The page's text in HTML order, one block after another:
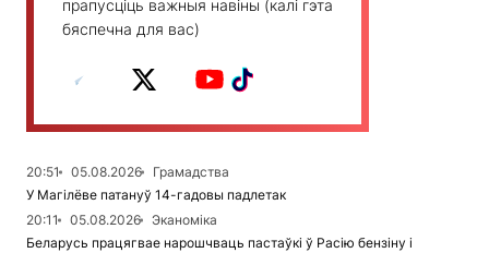
прапусціць важныя навіны (калі гэта
бяспечна для вас)
20:51 05.08.2026
Грамадства
У Магілёве патануў 14-гадовы падлетак
20:11
05.08.2026
Эканоміка
Беларусь працягвае нарошчваць пастаўкі ў Расію бензіну і